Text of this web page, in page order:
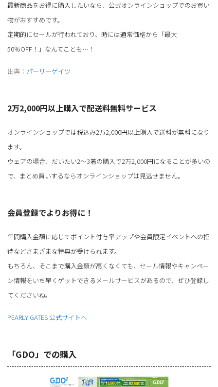
最新商品をお得に購入したいなら、公式オンラインショップでのお買い
物がおすすめです。
定期的にセールが行われており、時には通常価格から「最大
50％OFF！」なんてことも…！
出典： パーリーゲイツ
2万2,000円以上購入で配送料無料サービス
オンラインショップでは税込み2万2,000円以上購入で送料が無料になり
ます。
ウェアの場合、だいたい2～3着の購入で2万2,000円になることが多いの
で、まとめ買いするならオンラインショップは見逃せません。
会員登録でよりお得に！
年間購入金額に応じてポイント付与率アップや会員限定イベントへの招
待などさまざまな特典が受けられます。
もちろん、そこまで購入金額が高くなくても、セール情報やキャンペー
ン情報をいち早くゲットできるメールサービスがあるので、ぜひ登録し
てくださいね。
PEARLY GATES 公式サイトへ
「GDO」での購入